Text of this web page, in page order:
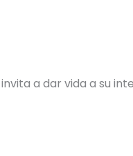
a dar vida a su